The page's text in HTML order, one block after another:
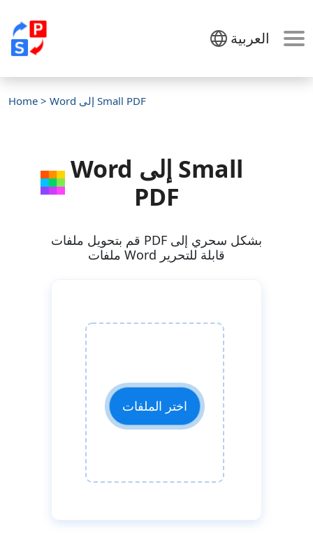
العربية
Home > Word إلى Small PDF
Word إلى Small
PDF
قم بتحويل ملفات PDF بشكل سحري إلى
ملفات Word قابلة للتحرير
اختر الملفات